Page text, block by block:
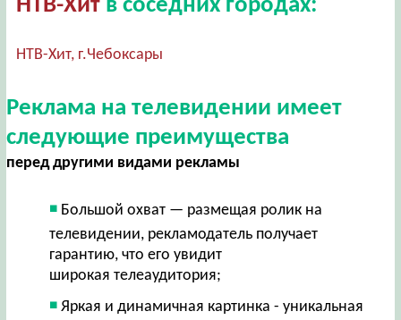
НТВ-Хитв соседних городах:
НТВ-Хит, г.Чебоксары
Реклама на телевидении имеет
следующие преимущества
перед другими видами рекламы
Большой охват — размещая ролик на
телевидении, рекламодатель получает
гарантию, что его увидит
широкая телеаудитория;
Яркая и динамичная картинка - уникальная